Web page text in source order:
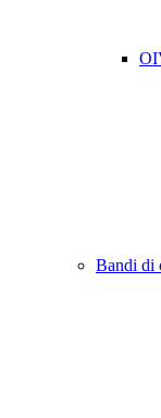
Bandi di